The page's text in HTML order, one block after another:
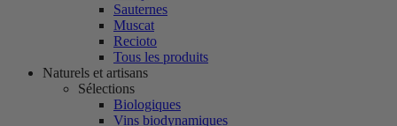
Sauternes
Muscat
Recioto
Tous les produits
Naturels et artisans
Sélections
Biologiques
Vins biodynamiques